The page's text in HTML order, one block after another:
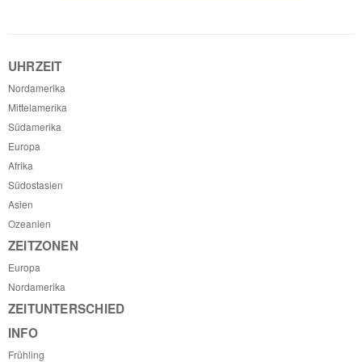
UHRZEIT
Nordamerika
Mittelamerika
Südamerika
Europa
Afrika
Südostasien
Asien
Ozeanien
ZEITZONEN
Europa
Nordamerika
ZEITUNTERSCHIED
INFO
Frühling